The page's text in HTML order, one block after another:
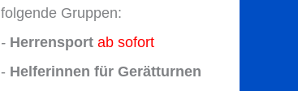
folgende Gruppen:
- Herrensport ab sofort
- Helferinnen für Gerätturnen